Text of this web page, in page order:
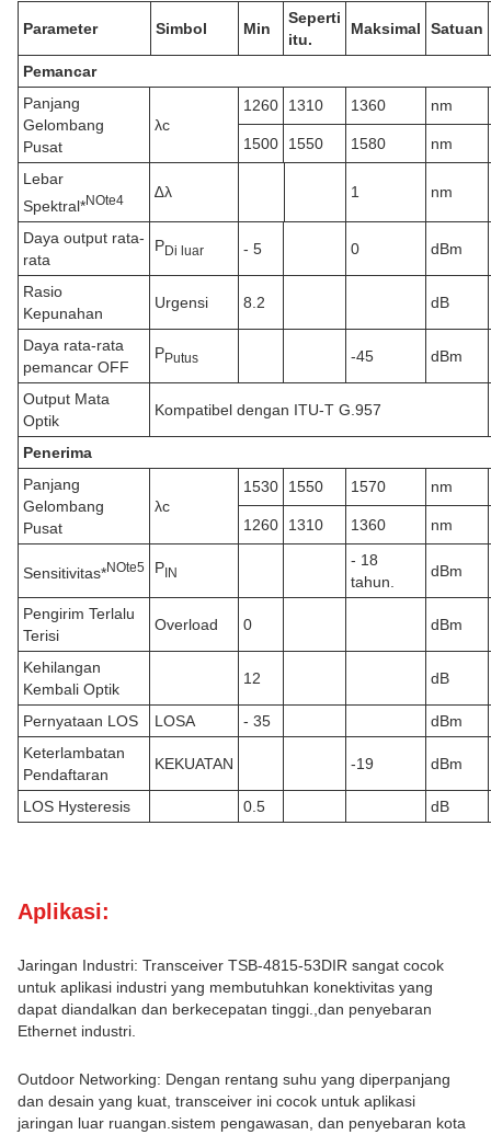
Parameter Simbol Min
Seperti
itu.
Maksimal Satuan
Pemancar
Panjang
Gelombang
Pusat
λc
1260 1310 1360 nm
1500 1550 1580
nm
Lebar
Spektral*NOte4 ∆λ 1 nm
Daya output rata-
rata
PDi luar - 5 0 dBm
Rasio
Kepunahan
Urgensi 8.2 dB
Daya rata-rata
pemancar OFF
PPutus -45 dBm
Output Mata
Optik
Kompatibel dengan ITU-T G.957
Penerima
Panjang
Gelombang
Pusat
λc
1530 1550 1570 nm
1260 1310 1360 nm
Sensitivitas*NOte5 PIN
- 18
tahun.
dBm
Pengirim Terlalu
Terisi
Overload 0 dBm
Kehilangan
Kembali Optik
12 dB
Pernyataan LOS LOSA - 35
dBm
Keterlambatan
Pendaftaran
KEKUATAN -19 dBm
LOS Hysteresis 0.5 dB
Aplikasi:
Jaringan Industri: Transceiver TSB-4815-53DIR sangat cocok
untuk aplikasi industri yang membutuhkan konektivitas yang
dapat diandalkan dan berkecepatan tinggi.,dan penyebaran
Ethernet industri.
Outdoor Networking: Dengan rentang suhu yang diperpanjang
dan desain yang kuat, transceiver ini cocok untuk aplikasi
jaringan luar ruangan.sistem pengawasan, dan penyebaran kota